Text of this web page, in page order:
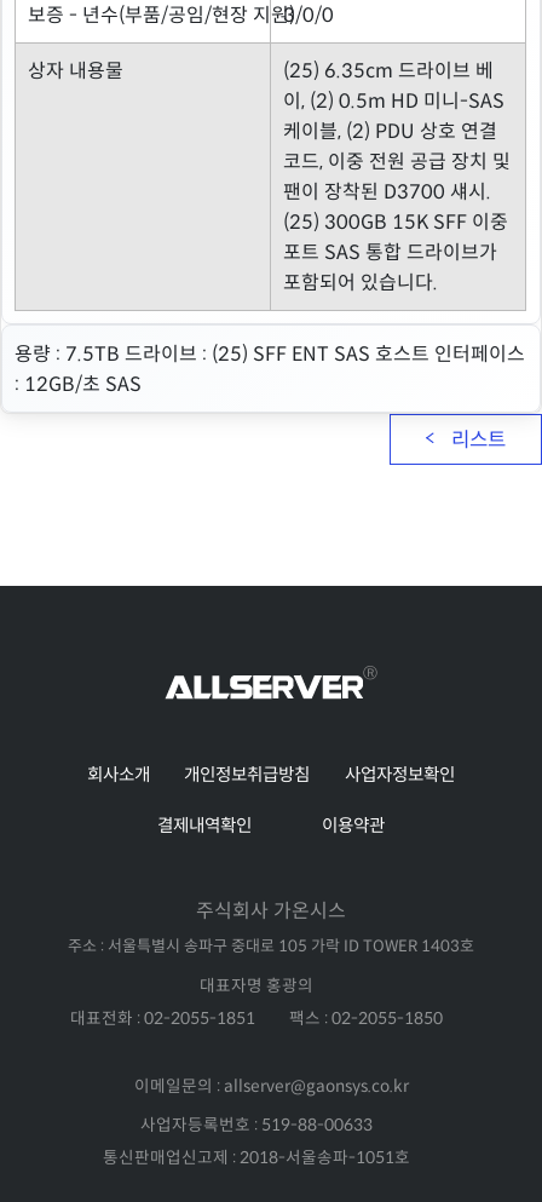
보증 - 년수(부품/공임/현장 지원)3/0/0
상자 내용물
(25) 6.35cm 드라이브 베
이, (2) 0.5m HD 미니-SAS
케이블, (2) PDU 상호 연결
코드, 이중 전원 공급 장치 및
팬이 장착된 D3700 섀시.
(25) 300GB 15K SFF 이중
포트 SAS 통합 드라이브가
포함되어 있습니다.
용량 : 7.5TB 드라이브 : (25) SFF ENT SAS 호스트 인터페이스
: 12GB/초 SAS
리스트
회사소개 개인정보취급방침 사업자정보확인
결제내역확인 이용약관
주식회사 가온시스
주소 : 서울특별시 송파구 중대로 105 가락 ID TOWER 1403호
대표자명 홍광의
대표전화 : 02-2055-1851
팩스 : 02-2055-1850
이메일문의 : allserver@gaonsys.co.kr
사업자등록번호 : 519-88-00633
통신판매업신고제 : 2018-서울송파-1051호